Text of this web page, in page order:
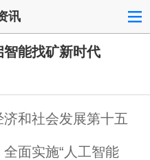
讯
能找矿新时代
济和社会发展第十五
面实施“人工智能